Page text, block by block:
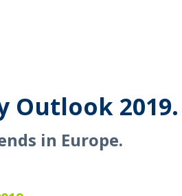
Outlook 2019.
in Europe.